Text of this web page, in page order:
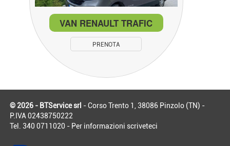
VAN RENAULT TRAFIC
PRENOTA
© 2026 - BTService srl - Corso Trento 1, 38086 Pinzolo (TN) -
P.IVA 02438750222
Tel. 340 0711020 - Per informazioni scriveteci